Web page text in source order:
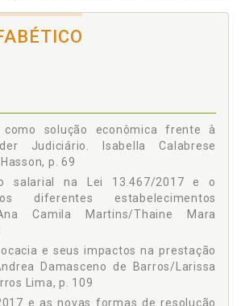
DE DADOS E A ADAPTAÇÃO
AS OPERAÇÕES DE TRATAMENTO -
Andrea Damasceno de Barros / Larissa
Lima, p. 109
JUDICIAL: BENEFÍCIOS PARA A
Pamplona Barry, p. 123
solução econômica frente à
Judiciário. Isabella Calabrese
p. 69
salarial na Lei 13.467/2017 e o
diferentes estabelecimentos
Camila Martins/Thaine Mara
e seus impactos na prestação
Damasceno de Barros/Larissa
Lima, p. 109
e as novas formas de resolução